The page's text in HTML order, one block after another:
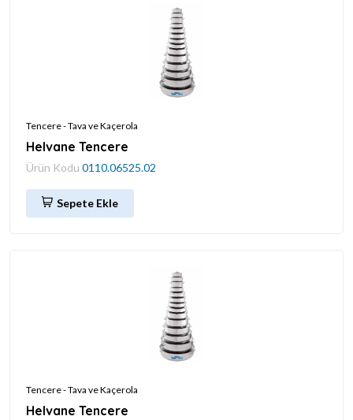
Tencere - Tava ve Kaçerola
Helvane Tencere
Ürün Kodu 0110.06525.02
Sepete Ekle
Tencere - Tava ve Kaçerola
Helvane Tencere